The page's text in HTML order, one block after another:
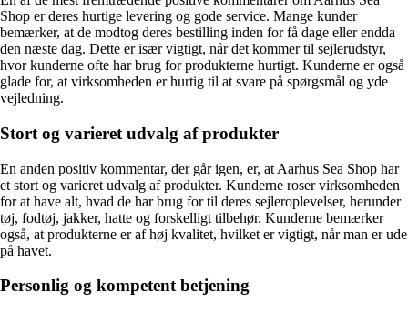
Shop er deres hurtige levering og gode service. Mange kunder
bemærker, at de modtog deres bestilling inden for få dage eller endda
den næste dag. Dette er især vigtigt, når det kommer til sejlerudstyr,
hvor kunderne ofte har brug for produkterne hurtigt. Kunderne er også
glade for, at virksomheden er hurtig til at svare på spørgsmål og yde
vejledning.
Stort og varieret udvalg af produkter
En anden positiv kommentar, der går igen, er, at Aarhus Sea Shop har
et stort og varieret udvalg af produkter. Kunderne roser virksomheden
for at have alt, hvad de har brug for til deres sejleroplevelser, herunder
tøj, fodtøj, jakker, hatte og forskelligt tilbehør. Kunderne bemærker
også, at produkterne er af høj kvalitet, hvilket er vigtigt, når man er ude
på havet.
Personlig og kompetent betjening